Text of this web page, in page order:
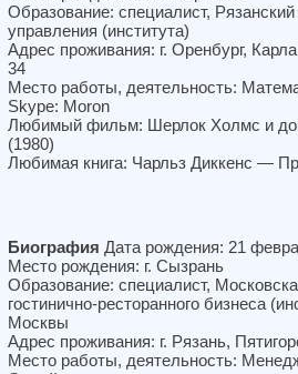
Образование: специалист,
управления (института)
Адрес проживания: г. Оренбург,
34
Место работы, деятельность:
Skype: Moron
Любимый фильм: Шерлок Холмс и
(1980)
Любимая книга: Чарльз Диккенс —
Биография Дата рождения: 21
Место рождения: г. Сызрань
Образование: специалист,
гостинично-ресторанного бизнеса
Москвы
Адрес проживания: г. Рязань,
Место работы, деятельность: